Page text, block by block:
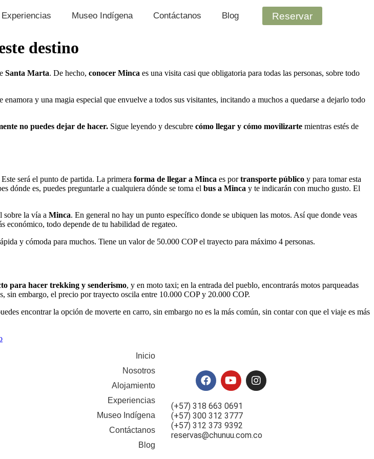
Experiencias Museo Indígena Contáctanos Blog Reservar
destino
Santa Marta. De hecho, conocer Minca es una visita casi que obligatoria para todas las personas, sobre todo
enamora y una magia especial que envuelve a todos sus visitantes, incitando a muchos a quedarse a dejarlo todo
no puedes dejar de hacer. Sigue leyendo y descubre cómo llegar y cómo movilizarte mientras estés de
será el punto de partida. La primera forma de llegar a Minca es portransporte público y para tomar esta
dónde es, puedes preguntarle a cualquiera dónde se toma el bus a Minca y te indicarán con mucho gusto. El
sobre la vía a Minca. En general no hay un punto específico donde se ubiquen las motos. Así que donde veas
económico, todo depende de tu habilidad de regateo.
y cómoda para muchos. Tiene un valor de 50.000 COP el trayecto para máximo 4 personas.
para hacer trekking y senderismo, y en moto taxi; en la entrada del pueblo, encontrarás motos parqueadas
sin embargo, el precio por trayecto oscila entre 10.000 COP y 20.000 COP.
encontrar la opción de moverte en carro, sin embargo no es la más común, sin contar con que el viaje es más
Inicio
Nosotros
Alojamiento
Experiencias
Museo Indígena
Contáctanos
Blog
(+57) 318 663 0691
(+57) 300 312 3777
(+57) 312 373 9392
reservas@chunuu.com.co